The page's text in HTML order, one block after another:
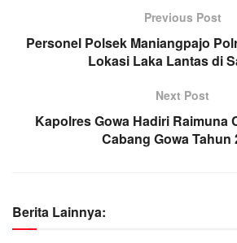
Previous Post
Personel Polsek Maniangpajo
Lokasi Laka Lantas di
Next Post
Kapolres Gowa Hadiri Raimuna
Cabang Gowa Tahun
Berita Lainnya: